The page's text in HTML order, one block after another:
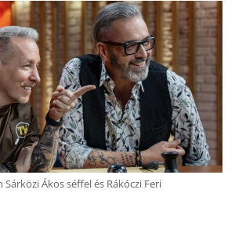
Ákos séffel és Rákóczi Feri